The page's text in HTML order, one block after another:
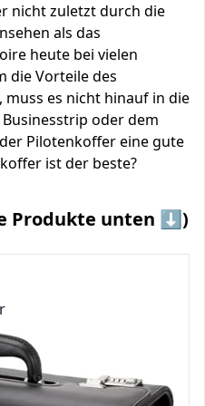
nicht zuletzt durch die
als das
heute bei vielen
die Vorteile des
es nicht hinauf in die
oder dem
Pilotenkoffer eine gute
ist der beste?
Produkte unten ⬇️)